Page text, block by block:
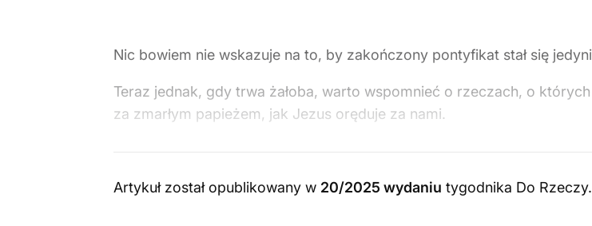
Nic bowiem nie wskazuje na to, by zakończony pontyfikat stał się
Teraz jednak, gdy trwa żałoba, warto wspomnieć o rzeczach, o
za zmarłym papieżem, jak Jezus oręduje za nami.
Artykuł został opublikowany w 20/2025 wydaniu tygodnika Do Rzeczy.